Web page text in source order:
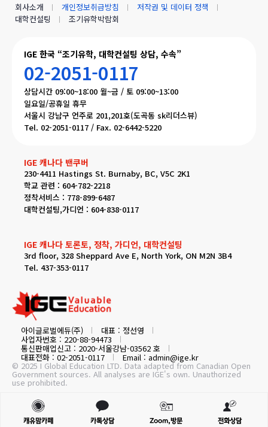
IGE 한국 “조기유학, 대학컨설팅 상담, 수속”
02-2051-0117
상담시간 09:00~18:00 월~금 / 토 09:00~13:00
일요일/공휴일 휴무
서울시 강남구 언주로 201,201호(도곡동 sk리더스뷰)
Tel. 02-2051-0117 / Fax. 02-6442-5220
IGE 캐나다 밴쿠버
230-4411 Hastings St. Burnaby, BC, V5C 2K1
학교 관련 : 604-782-2218
정착서비스 : 778-899-6487
대학컨설팅,가디언 : 604-838-0117
IGE 캐나다 토론토, 정착, 가디언, 대학컨설팅
3rd floor, 328 Sheppard Ave E, North York, ON M2N 3B4
Tel. 437-353-0117
아이글로벌에듀(주) 대표 : 정선영
사업자번호 : 220-88-94473
통신판매업신고 : 2020-서울강남-03562 호
대표전화 : 02-2051-0117 Email : admin@ige.kr
회사소개 개인정보취급방침
저작권 및 데이터 정책
대학컨설팅
조기유학박람회
© 2025 I Global Education LTD. Data adapted from Canadian Open
Government sources. All analyses are IGE's own. Unauthorized
use prohibited.
캐유맘카페 카톡상담 Zoom,방문 전화상담